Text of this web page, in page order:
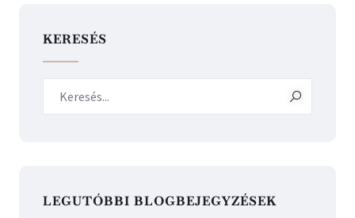
KERESÉS
LEGUTÓBBI BLOGBEJEGYZÉSEK